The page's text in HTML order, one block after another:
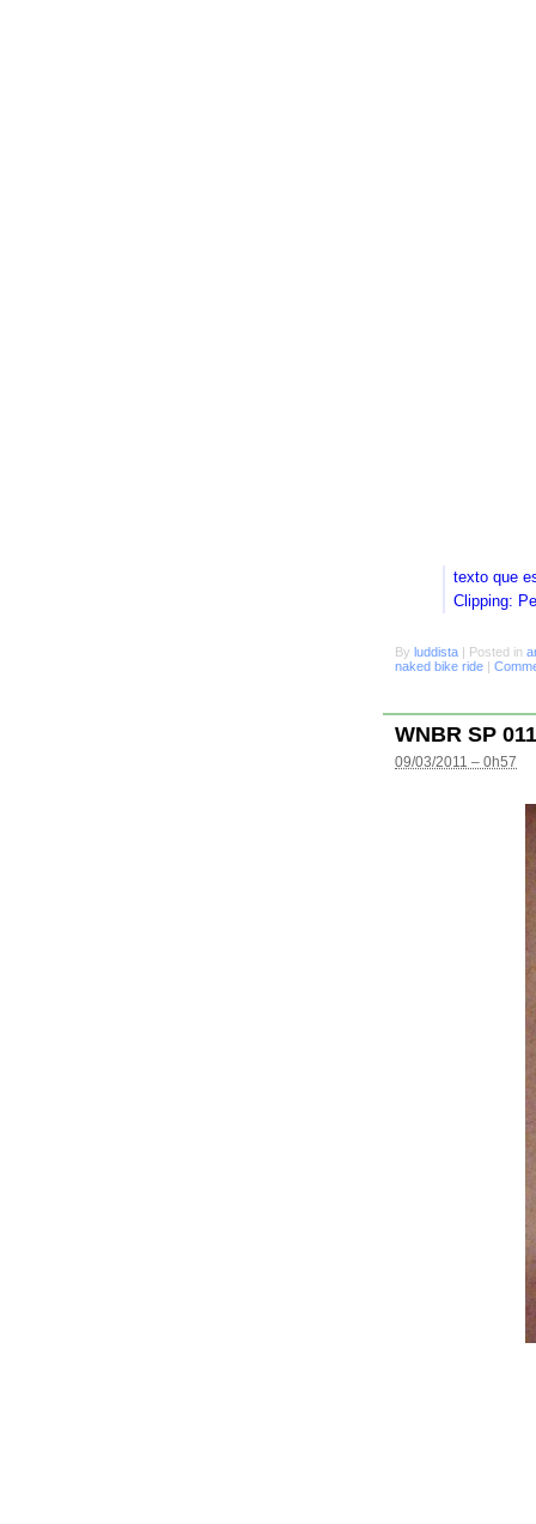
texto que
Clipping:
By luddista | Posted in
naked bike ride |
WNBR SP 011
09/03/2011 – 0h57